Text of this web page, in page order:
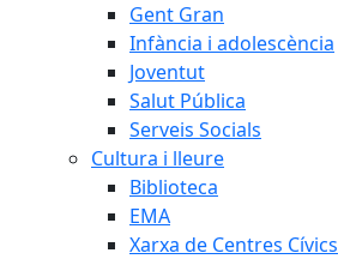
Gent Gran
Infància i adolescència
Joventut
Salut Pública
Serveis Socials
Cultura i lleure
Biblioteca
EMA
Xarxa de Centres Cívics